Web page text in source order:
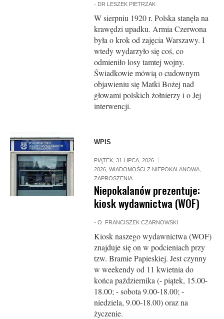
- DR LESZEK PIETRZAK
W sierpniu 1920 r. Polska stanęła na
krawędzi upadku. Armia Czerwona
była o krok od zajęcia Warszawy. I
wtedy wydarzyło się coś, co
odmieniło losy tamtej wojny.
Świadkowie mówią o cudownym
objawieniu się Matki Bożej nad
głowami polskich żołnierzy i o Jej
interwencji.
WPIS
PIĄTEK, 31 LIPCA, 2026
2026 ,WIADOMOŚCI Z NIEPOKALANOWA
ZAPROSZENIA
Niepokalanów prezentuje:
kiosk wydawnictwa (WOF)
-O. FRANCISZEK CZARNOWSKI
Kiosk naszego wydawnictwa (WOF)
znajduje się on w podcieniach przy
tzw. Bramie Papieskiej. Jest czynny
w weekendy od 11 kwietnia do
końca października (- piątek, 15.00-
18.00; - sobota 9.00-18.00; -
niedziela, 9.00-18.00) oraz na
życzenie.